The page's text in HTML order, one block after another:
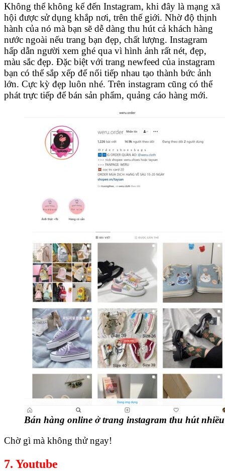
Không thể không kể đến Instagram, khi đây là mạng xã
hội được sử dụng khắp nơi, trên thế giới. Nhờ độ thịnh
hành của nó mà bạn sẽ dễ dàng thu hút cả khách hàng
nước ngoài nếu trang bạn đẹp, chất lượng. Instagram
hấp dẫn người xem ghé qua vì hình ảnh rất nét, đẹp,
màu sắc đẹp. Đặc biệt với trang newfeed của instagram
bạn có thể sắp xếp để nối tiếp nhau tạo thành bức ảnh
lớn. Cực kỳ đẹp luôn nhé. Trên instagram cũng có thể
phát trực tiếp để bán sản phẩm, quảng cáo hàng mới.
Bán hàng online ở trang instagram thu hút
Chờ gì mà không thử ngay!
7. Youtube